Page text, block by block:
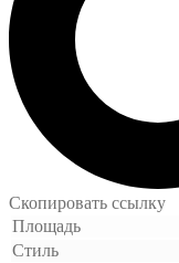
Скопировать ссылку
Площадь
Стиль